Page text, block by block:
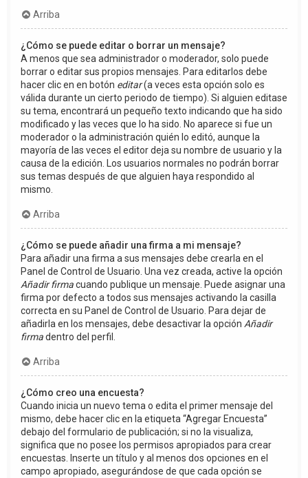
Arriba
¿Cómo se puede editar o borrar un mensaje?
A menos que sea administrador o moderador, solo puede
borrar o editar sus propios mensajes. Para editarlos debe
hacer clic en en botón editar(a veces esta opción solo es
válida durante un cierto periodo de tiempo). Si alguien editase
su tema, encontrará un pequeño texto indicando que ha sido
modificado y las veces que lo ha sido. No aparece si fue un
moderador o la administración quién lo editó, aunque la
mayoría de las veces el editor deja su nombre de usuario y la
causa de la edición. Los usuarios normales no podrán borrar
sus temas después de que alguien haya respondido al
mismo.
Arriba
¿Cómo se puede añadir una firma a mi mensaje?
Para añadir una firma a sus mensajes debe crearla en el
Panel de Control de Usuario. Una vez creada, active la opción
Añadir firmacuando publique un mensaje. Puede asignar una
firma por defecto a todos sus mensajes activando la casilla
correcta en su Panel de Control de Usuario. Para dejar de
añadirla en los mensajes, debe desactivar la opción Añadir
firmadentro del perfil.
Arriba
¿Cómo creo una encuesta?
Cuando inicia un nuevo tema o edita el primer mensaje del
mismo, debe hacer clic en la etiqueta “Agregar Encuesta”
debajo del formulario de publicación; si no la visualiza,
significa que no posee los permisos apropiados para crear
encuestas. Inserte un título y al menos dos opciones en el
campo apropiado, asegurándose de que cada opción se